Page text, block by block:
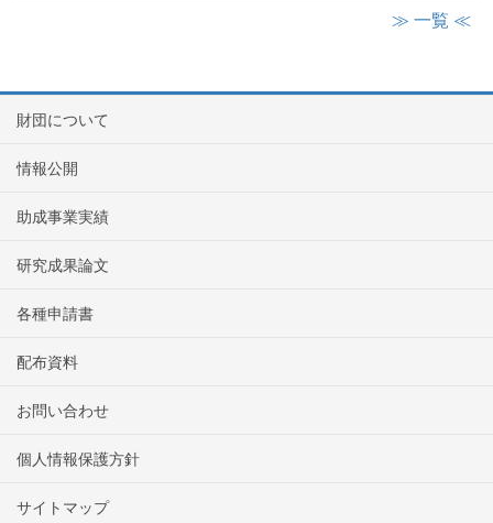
≫ 一覧 ≪
財団について
情報公開
助成事業実績
研究成果論文
各種申請書
配布資料
お問い合わせ
個人情報保護方針
サイトマップ